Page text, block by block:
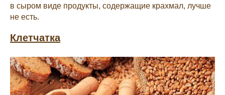
в сыром виде продукты, содержащие крахмал, лучше
не есть.
Клетчатка